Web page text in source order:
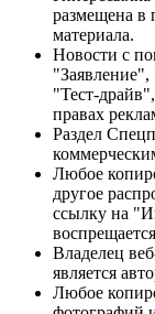
размещена в
материала.
Новости с
"Тест-
правах
Раздел
Любое
другое
ссылку на
Владелец
является
Любое